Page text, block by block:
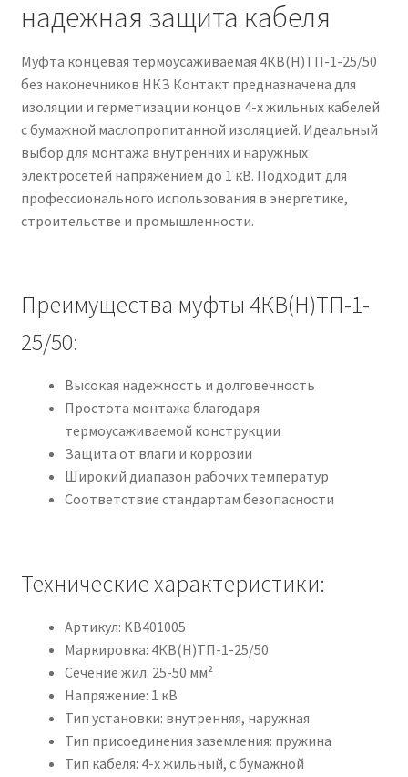
надежная защита кабеля
Муфта концевая термоусаживаемая 4КВ(Н)ТП-1-25/50
без наконечников НКЗ Контакт предназначена для
изоляции и герметизации концов 4-х жильных кабелей
с бумажной маслопропитанной изоляцией. Идеальный
выбор для монтажа внутренних и наружных
электросетей напряжением до 1 кВ. Подходит для
профессионального использования в энергетике,
строительстве и промышленности.
Преимущества муфты 4КВ(Н)ТП-1-
25/50:
Высокая надежность и долговечность
Простота монтажа благодаря
термоусаживаемой конструкции
Защита от влаги и коррозии
Широкий диапазон рабочих температур
Соответствие стандартам безопасности
Технические характеристики:
Артикул: KB401005
Маркировка: 4КВ(Н)ТП-1-25/50
Сечение жил: 25-50 мм²
Напряжение: 1 кВ
Тип установки: внутренняя, наружная
Тип присоединения заземления: пружина
Тип кабеля: 4-х жильный, с бумажной